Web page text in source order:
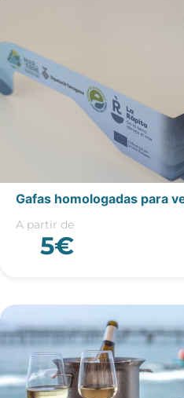
Gafas homologadas para
A partir de
5€